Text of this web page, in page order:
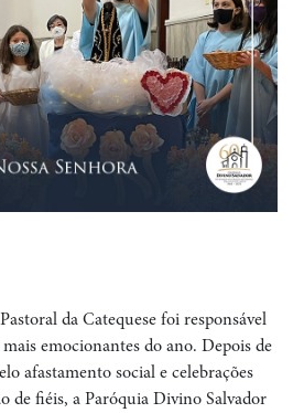
da Catequese foi responsável
emocionantes do ano. Depois de
afastamento social e celebrações
de fiéis, a Paróquia Divino Salvador